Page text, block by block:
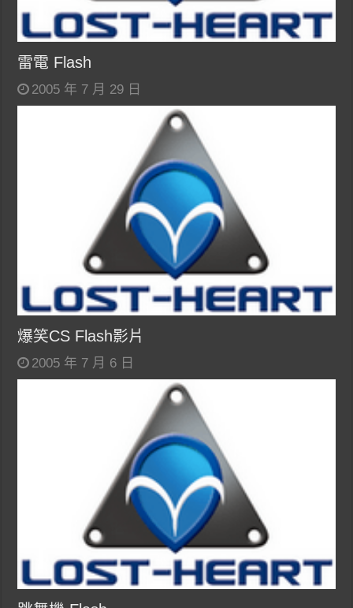
雷電 Flash
2005 年 7 月 29 日
爆笑CS Flash影片
2005 年 7 月 6 日